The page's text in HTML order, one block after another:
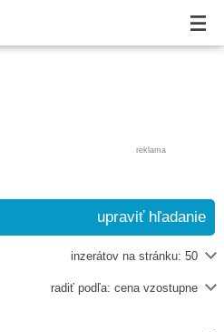
reklama
upraviť hľadanie
inzerátov na stránku: 50
radiť podľa: cena vzostupne